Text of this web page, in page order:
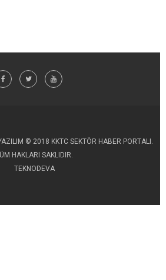
© 2018 KKTC SEKTÖR HABER PORTALI.
HAKLARI SAKLIDIR.
TEKNODEVA